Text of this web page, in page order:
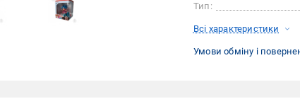
Тип:
Всі характеристики
Умови обміну і